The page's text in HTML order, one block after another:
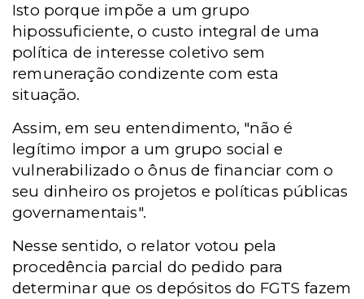
Isto porque impõe a um grupo
hipossuficiente, o custo integral de uma
política de interesse coletivo sem
remuneração condizente com esta
situação.
Assim, em seu entendimento, "não é
legítimo impor a um grupo social e
vulnerabilizado o ônus de financiar com o
seu dinheiro os projetos e políticas públicas
governamentais".
Nesse sentido, o relator votou pela
procedência parcial do pedido para
determinar que os depósitos do FGTS fazem